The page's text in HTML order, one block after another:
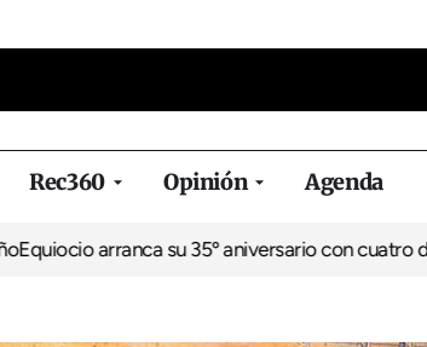
Rec360 Opinión Agenda
arranca su 35º aniversario con cuatro días